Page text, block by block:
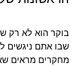
בוקר הוא לא רק
שבו אתם ניגשים
מחקרים מראים